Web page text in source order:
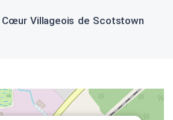
Villageois de Scotstown